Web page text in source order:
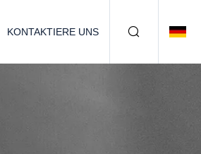
KONTAKTIERE UNS